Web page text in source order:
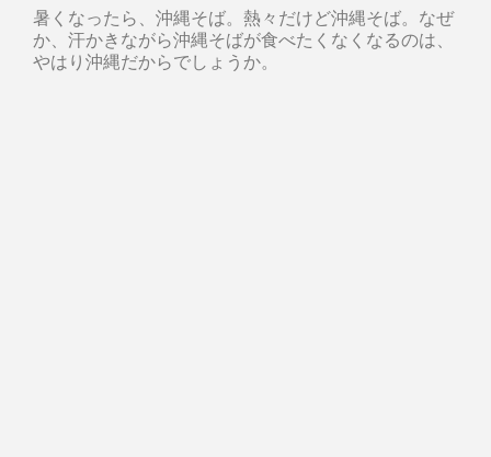
暑くなったら、沖縄そば。熱々だけど沖縄そば。なぜ
か、汗かきながら沖縄そばが食べたくなくなるのは、
やはり沖縄だからでしょうか。